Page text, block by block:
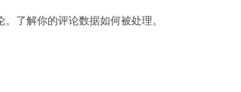
了解你的评论数据如何被处理。